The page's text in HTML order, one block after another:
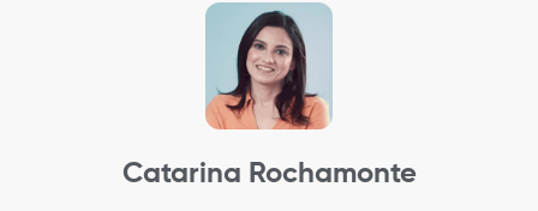
Catarina Rochamonte